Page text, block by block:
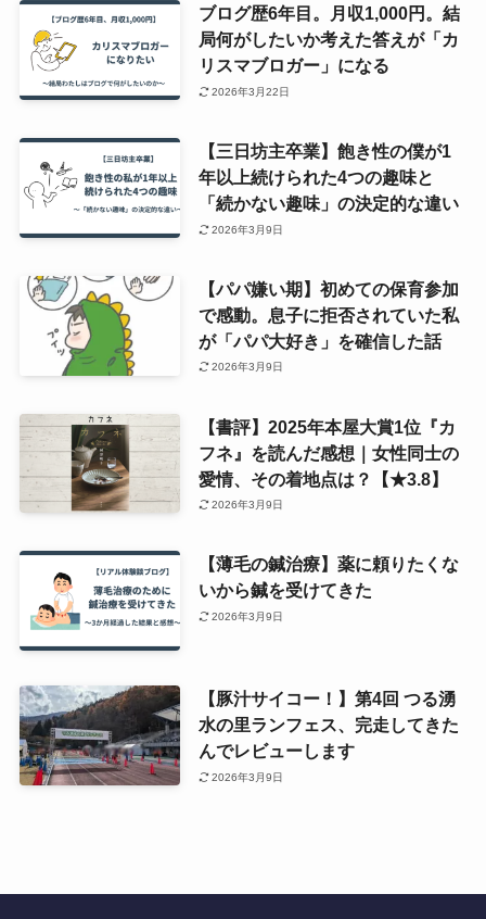
ブログ歴6年目。月収1,000円。結
局何がしたいか考えた答えが「カ
リスマブロガー」になる
2026年3月22日
【三日坊主卒業】飽き性の僕が1
年以上続けられた4つの趣味と
「続かない趣味」の決定的な違い
2026年3月9日
【パパ嫌い期】初めての保育参加
で感動。息子に拒否されていた私
が「パパ大好き」を確信した話
2026年3月9日
【書評】2025年本屋大賞1位『カ
フネ』を読んだ感想｜女性同士の
愛情、その着地点は？【★3.8】
2026年3月9日
【薄毛の鍼治療】薬に頼りたくな
いから鍼を受けてきた
2026年3月9日
【豚汁サイコー！】第4回 つる湧
水の里ランフェス、完走してきた
んでレビューします
2026年3月9日